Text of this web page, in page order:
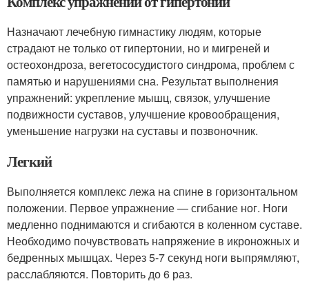
Назначают лечебную гимнастику людям, которые
страдают не только от гипертонии, но и мигреней и
остеохондроза, вегетососудистого синдрома, проблем с
памятью и нарушениями сна. Результат выполнения
упражнений: укрепление мышц, связок, улучшение
подвижности суставов, улучшение кровообращения,
уменьшение нагрузки на суставы и позвоночник.
Легкий
Выполняется комплекс лежа на спине в горизонтальном
положении. Первое упражнение — сгибание ног. Ноги
медленно поднимаются и сгибаются в коленном суставе.
Необходимо почувствовать напряжение в икроножных и
бедренных мышцах. Через 5-7 секунд ноги выпрямляют,
расслабляются. Повторить до 6 раз.